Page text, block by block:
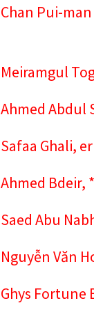
Chan Pui-
Meiramgul
Ahmed Abdul
Safaa Ghali,
Ahmed Bdeir,
Saed Abu
Nguyễn Văn
Ghys Fortune